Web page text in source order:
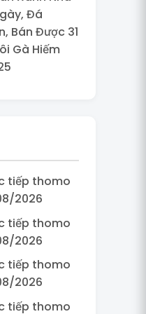
Đá
Bán Được 31
Gà Hiếm
tiếp thomo
2026
tiếp thomo
2026
tiếp thomo
2026
tiếp thomo